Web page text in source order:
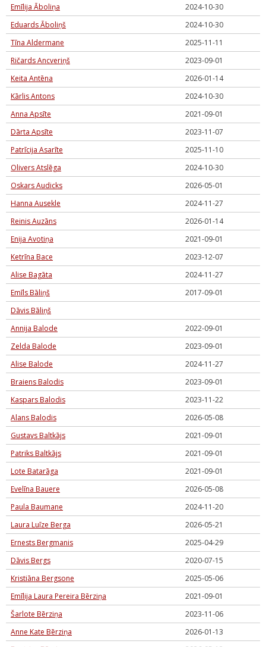
Emīlija Āboliņa
2024-10-30
Eduards Āboliņš
2024-10-30
Tīna Aldermane
2025-11-11
Ričards Ancveriņš
2023-09-01
Keita Antēna
2026-01-14
Kārlis Antons
2024-10-30
Anna Apsīte
2021-09-01
Dārta Apsīte
2023-11-07
Patrīcija Asarīte
2025-11-10
Olivers Atslēga
2024-10-30
Oskars Audicks
2026-05-01
Hanna Ausekle
2024-11-27
Reinis Auzāns
2026-01-14
Enija Avotiņa
2021-09-01
Ketrīna Bace
2023-12-07
Alise Bagāta
2024-11-27
Emīls Bāliņš
2017-09-01
Dāvis Bāliņš
Annija Balode
2022-09-01
Zelda Balode
2023-09-01
Alise Balode
2024-11-27
Braiens Balodis
2023-09-01
Kaspars Balodis
2023-11-22
Alans Balodis
2026-05-08
Gustavs Baltkājs
2021-09-01
Patriks Baltkājs
2021-09-01
Lote Batarāga
2021-09-01
Evelīna Bauere
2026-05-08
Paula Baumane
2024-11-20
Laura Luīze Berga
2026-05-21
Ernests Bergmanis
2025-04-29
Dāvis Bergs
2020-07-15
Kristiāna Bergsone
2025-05-06
Emīlija Laura Pereira Bērziņa
2021-09-01
Šarlote Bērziņa
2023-11-06
Anne Kate Bērziņa
2026-01-13